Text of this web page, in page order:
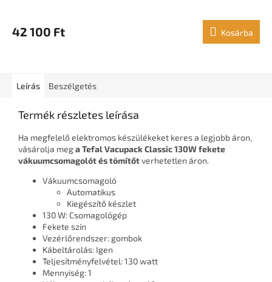
42 100 Ft Kosárba
Leírás Beszélgetés
Termék részletes leírása
Ha megfelelő elektromos készülékeket keres a legjobb áron,
vásárolja mega Tefal Vacupack Classic 130W fekete
vákuumcsomagolót és tömítőtverhetetlen áron.
Vákuumcsomagoló
Automatikus
Kiegészítő készlet
130 W: Csomagológép
Fekete szín
Vezérlőrendszer: gombok
Kábeltárolás: Igen
Teljesítményfelvétel: 130 watt
Mennyiség: 1